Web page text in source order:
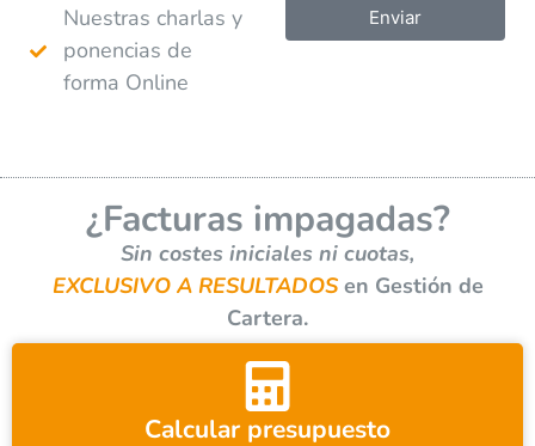
Nuestras charlas y
ponencias de
forma Online
Enviar
r
n
a
t
i
v
:
¿Facturas impagadas?
Sin costes iniciales ni cuotas,
EXCLUSIVO A RESULTADOSen Gestión de
Cartera.
Calcular presupuesto